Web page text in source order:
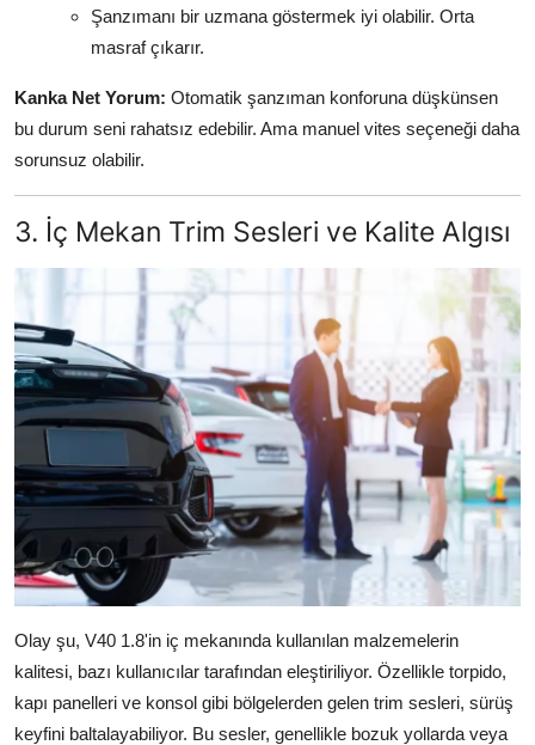
Şanzımanı bir uzmana göstermek iyi olabilir. Orta
masraf çıkarır.
Kanka Net Yorum: Otomatik şanzıman konforuna düşkünsen
bu durum seni rahatsız edebilir. Ama manuel vites seçeneği daha
sorunsuz olabilir.
3. İç Mekan Trim Sesleri ve Kalite Algısı
Olay şu, V40 1.8'in iç mekanında kullanılan malzemelerin
kalitesi, bazı kullanıcılar tarafından eleştiriliyor. Özellikle torpido,
kapı panelleri ve konsol gibi bölgelerden gelen trim sesleri, sürüş
keyfini baltalayabiliyor. Bu sesler, genellikle bozuk yollarda veya